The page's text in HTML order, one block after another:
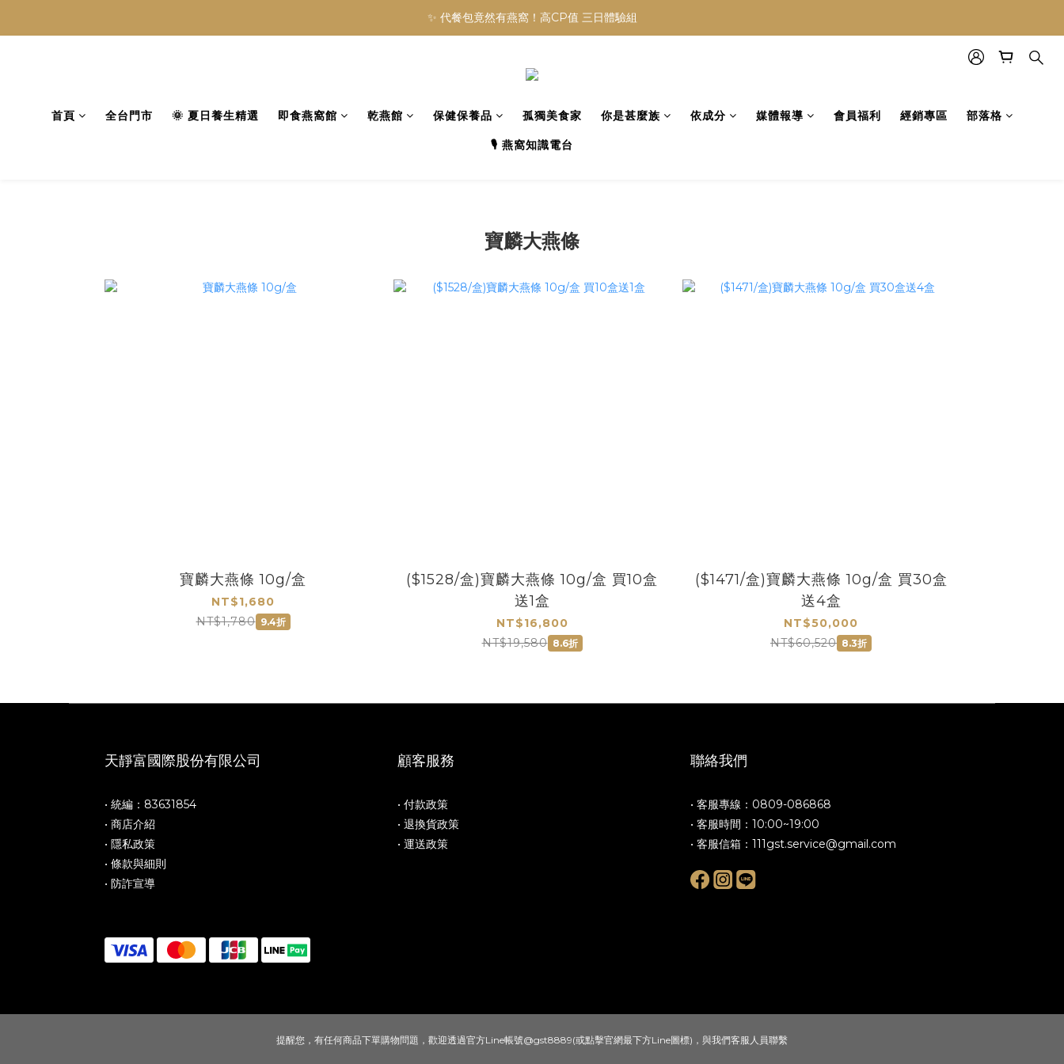
✨ 代餐包竟然有燕窩！高CP值 三日體驗組
首頁 全台門市 🌞 夏日養生精選 即食燕窩館 乾燕館 保健保養品 孤獨美食家 你是甚麼族 依成分 媒體報導 會員福利 經銷專區 部落格
🎙️ 燕窩知識電台
寶麟大燕條
寶麟大燕條 10g/盒
NT$1,680
NT$1,780 9.4折
($1528/盒)寶麟大燕條 10g/盒 買10盒
送1盒
NT$16,800
NT$19,580 8.6折
($1471/盒)寶麟大燕條 10g/盒 買30盒
送4盒
NT$50,000
NT$60,520 8.3折
天靜富國際股份有限公司
• 統編：83631854
• 商店介紹
• 隱私政策
• 條款與細則
• 防詐宣導
顧客服務
• 付款政策
• 退換貨政策
• 運送政策
聯絡我們
• 客服專線：0809-086868
• 客服時間：10:00~19:00
• 客服信箱： 111gst.service@gmail.com
提醒您，有任何商品下單購物問題，歡迎透過官方Line帳號@gst8889(或點擊官網最下方Line圖標)，與我們客服人員聯繫